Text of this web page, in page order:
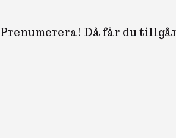
Prenumerera! Då får du